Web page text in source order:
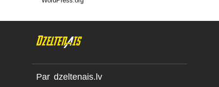
Par dzeltenais.lv